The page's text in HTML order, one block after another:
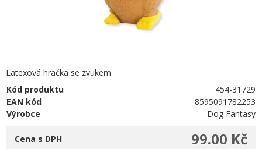
Latexová hračka se zvukem.
Kód produktu
454-31729
EAN kód
8595091782253
Výrobce
Dog Fantasy
99.00 Kč
Cena s DPH